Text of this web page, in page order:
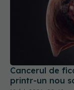
Cancerul de
printr-un nou